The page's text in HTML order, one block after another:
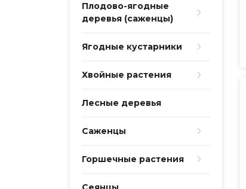
Плодово-ягодные
деревья (саженцы)
Ягодные кустарники
Хвойные растения
Лесные деревья
Саженцы
Горшечные растения